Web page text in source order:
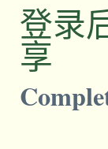
登录
享